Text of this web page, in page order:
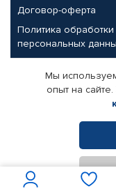
Договор-оферта
Политика обработки
персональных
Партнерам
Корпоративным
Поставщикам
© КАМАЗ ЦЕНТР
Интернет-магазин
Мы
опыт на